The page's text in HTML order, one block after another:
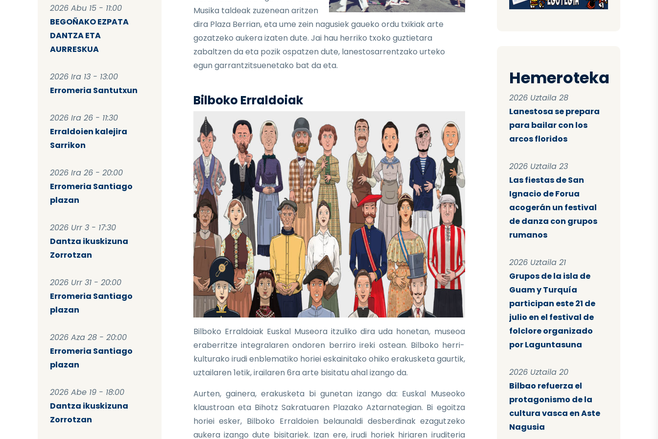
2026 Abu 15 - 11:00
BEGOÑAKO EZPATA
DANTZA ETA
AURRESKUA
2026 Ira 13 - 13:00
Erromeria Santutxun
2026 Ira 26 - 11:30
Erraldoien kalejira
Sarrikon
2026 Ira 26 - 20:00
Erromeria Santiago
plazan
2026 Urr 3 - 17:30
Dantza ikuskizuna
Zorrotzan
2026 Urr 31 - 20:00
Erromeria Santiago
plazan
2026 Aza 28 - 20:00
Erromeria Santiago
plazan
2026 Abe 19 - 18:00
Dantza ikuskizuna
Zorrotzan
Musika taldeak zuzenean aritzen
dira Plaza Berrian, eta ume zein nagusiek gaueko ordu txikiak arte
gozatzeko aukera izaten dute. Jai hau herriko txoko guztietara
zabaltzen da eta pozik ospatzen dute, lanestosarrentzako urteko
egun garrantzitsuenetako bat da eta.
Bilboko Erraldoiak
Bilboko Erraldoiak Euskal Museora itzuliko dira uda honetan, museoa
eraberritze integralaren ondoren berriro ireki ostean. Bilboko herri-
kulturako irudi enblematiko horiei eskainitako ohiko erakusketa gaurtik,
uztailaren 1etik, irailaren 6ra arte bisitatu ahal izango da.
Aurten, gainera, erakusketa bi gunetan izango da: Euskal Museoko
klaustroan eta Bihotz Sakratuaren Plazako Aztarnategian. Bi egoitza
horiei esker, Bilboko Erraldoien belaunaldi desberdinak ezagutzeko
aukera izango dute bisitariek. Izan ere, irudi horiek hiriaren iruditeria
Hemeroteka
2026 Uztaila 28
Lanestosa se prepara
para bailar con los
arcos floridos
2026 Uztaila 23
Las fiestas de San
Ignacio de Forua
acogerán un festival
de danza con grupos
rumanos
2026 Uztaila 21
Grupos de la isla de
Guam y Turquía
participan este 21 de
julio en el festival de
folclore organizado
por Laguntasuna
2026 Uztaila 20
Bilbao refuerza el
protagonismo de la
cultura vasca en Aste
Nagusia